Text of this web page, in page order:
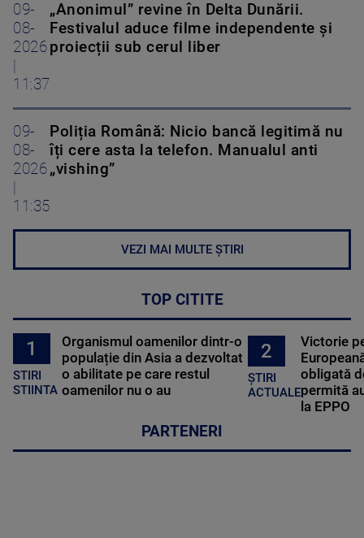
09-
08-
2026
11:37
„Anonimul” revine în Delta Dunării.
Festivalul aduce filme independente și
proiecții sub cerul liber
09-
08-
2026
11:35
Poliția Română: Nicio bancă legitimă nu
îți cere asta la telefon. Manualul anti
„vishing”
VEZI MAI MULTE ȘTIRI
TOP CITITE
1
STIRI
STIINTA
Organismul oamenilor dintr-o
populație din Asia a dezvoltat
o abilitate pe care restul
oamenilor nu o au
2
ȘTIRI
ACTUALE
Victorie
obligată
permită
la EPPO
PARTENERI